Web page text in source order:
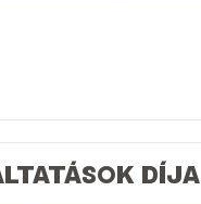
DÍJA